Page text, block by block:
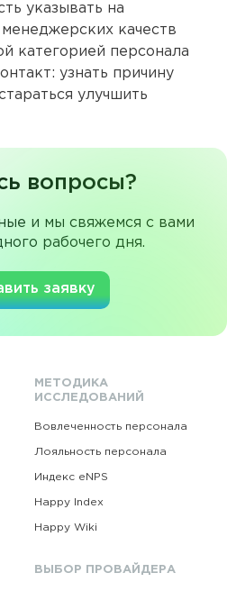
указывать на
качеств
категорией персонала
узнать причину
улучшить
вопросы?
и мы свяжемся с вами
рабочего дня.
заявку
МЕТОДИКА
ИССЛЕДОВАНИЙ
Вовлеченность персонала
Лояльность персонала
Индекс eNPS
Happy Index
Happy Wiki
ВЫБОР ПРОВАЙДЕРА